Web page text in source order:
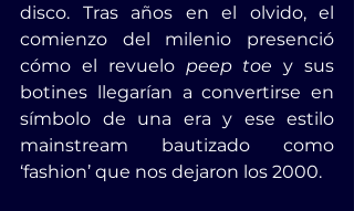
disco. Tras años en el olvido, el
comienzo del milenio presenció
cómo el revuelo peep toe y sus
botines llegarían a convertirse en
símbolo de una era y ese estilo
mainstream bautizado como
‘fashion’ que nos dejaron los 2000.